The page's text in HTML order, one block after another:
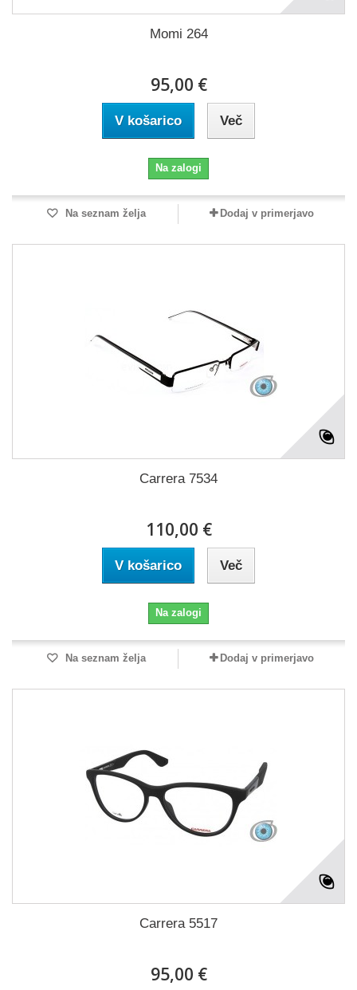
Momi 264
95,00 €
V košarico Več
Na zalogi
Na seznam želja Dodaj v primerjavo
Carrera 7534
110,00 €
V košarico Več
Na zalogi
Na seznam želja Dodaj v primerjavo
Carrera 5517
95,00 €